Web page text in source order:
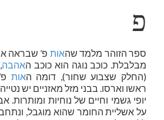
פ
ספר הזוהר מלמד שהאות פ’ שבראה
מבלבלת. כוכב נוגה הוא כוכב האהבה
(החלק שצבוע שחור), דומה האות
ראשו וארסו. בבני מזל מאזניים יש
יופי גשמי וחיים של נוחיות
על אשליית החומר שהוא מוגבל,